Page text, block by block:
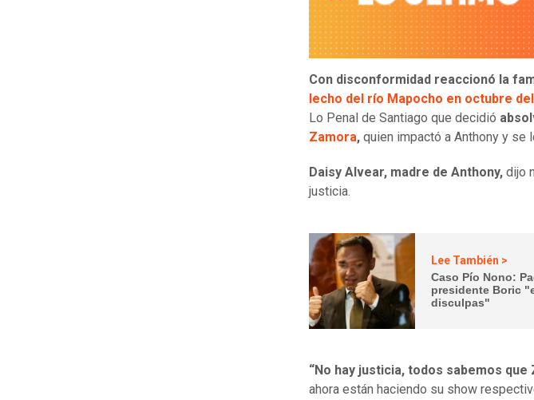
Con disconformidad reaccionó la
lecho del río Mapocho en octubre
Lo Penal de Santiago que decidió
Zamora, quien impactó a Anthony y se
Daisy Alvear, madre de Anthony, dijo
justicia.
Lee También >
Caso Pío Nono:
presidente Boric
disculpas"
“No hay justicia, todos sabemos
ahora están haciendo su show